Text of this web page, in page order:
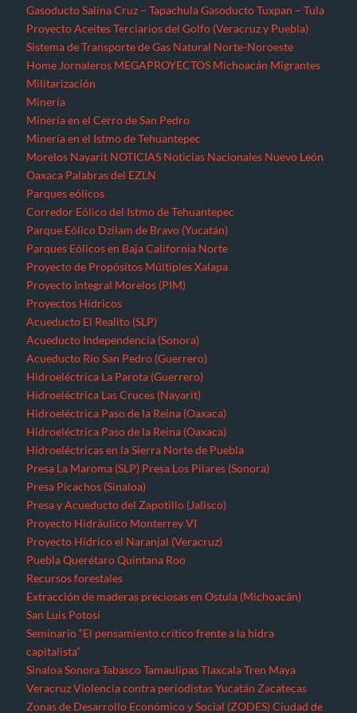
Gasoducto Salina Cruz – Tapachula Gasoducto Tuxpan – Tula
Proyecto Aceites Terciarios del Golfo (Veracruz y Puebla)
Sistema de Transporte de Gas Natural Norte-Noroeste
Home Jornaleros MEGAPROYECTOS Michoacán Migrantes
Militarización
Minería
Minería en el Cerro de San Pedro
Minería en el Istmo de Tehuantepec
Morelos Nayarit NOTICIAS Noticias Nacionales Nuevo León
Oaxaca Palabras del EZLN
Parques eólicos
Corredor Eólico del Istmo de Tehuantepec
Parque Eólico Dzilam de Bravo (Yucatán)
Parques Eólicos en Baja California Norte
Proyecto de Propósitos Múltiples Xalapa
Proyecto Integral Morelos (PIM)
Proyectos Hídricos
Acueducto El Realito (SLP)
Acueducto Independencia (Sonora)
Acueducto Río San Pedro (Guerrero)
Hidroeléctrica La Parota (Guerrero)
Hidroeléctrica Las Cruces (Nayarit)
Hidroeléctrica Paso de la Reina (Oaxaca)
Hidroeléctrica Paso de la Reina (Oaxaca)
Hidroeléctricas en la Sierra Norte de Puebla
Presa La Maroma (SLP) Presa Los Pilares (Sonora)
Presa Picachos (Sinaloa)
Presa y Acueducto del Zapotillo (Jalisco)
Proyecto Hidráulico Monterrey VI
Proyecto Hídrico el Naranjal (Veracruz)
Puebla Querétaro Quintana Roo
Recursos forestales
Extracción de maderas preciosas en Ostula (Michoacán)
San Luis Potosí
Seminario “El pensamiento crítico frente a la hidra
capitalista”
Sinaloa Sonora Tabasco Tamaulipas Tlaxcala Tren Maya
Veracruz Violencia contra periodistas Yucatán Zacatecas
Zonas de Desarrollo Económico y Social (ZODES) Ciudad de